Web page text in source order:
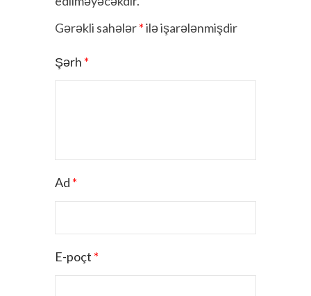
Gərəkli sahələr*ilə işarələnmişdir
Şərh *
Ad *
E-poçt *